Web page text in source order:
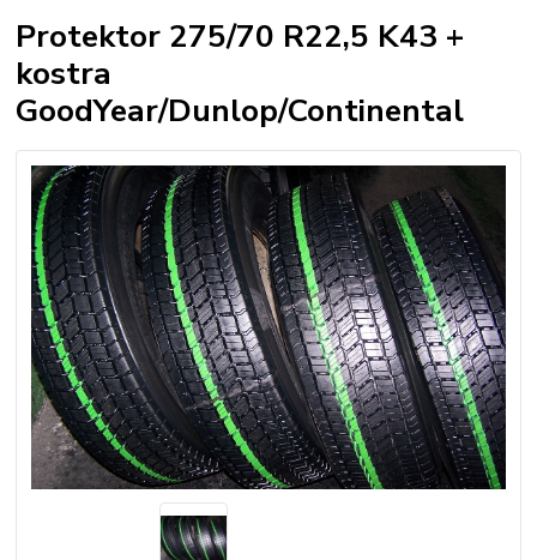
Protektor 275/70 R22,5 K43 +
kostra
GoodYear/Dunlop/Continental